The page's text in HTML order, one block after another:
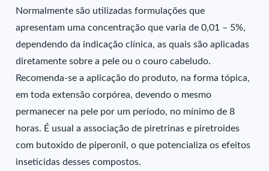
Normalmente são utilizadas formulações que
apresentam uma concentração que varia de 0,01 – 5%,
dependendo da indicação clínica, as quais são aplicadas
diretamente sobre a pele ou o couro cabeludo.
Recomenda-se a aplicação do produto, na forma tópica,
em toda extensão corpórea, devendo o mesmo
permanecer na pele por um período, no mínimo de 8
horas. É usual a associação de piretrinas e piretroides
com butoxido de piperonil, o que potencializa os efeitos
inseticidas desses compostos.